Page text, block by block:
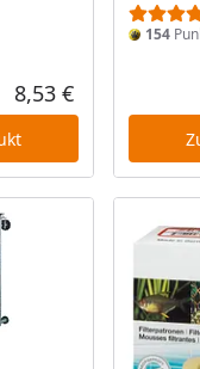
Aktueller Preis
8,53 €
154